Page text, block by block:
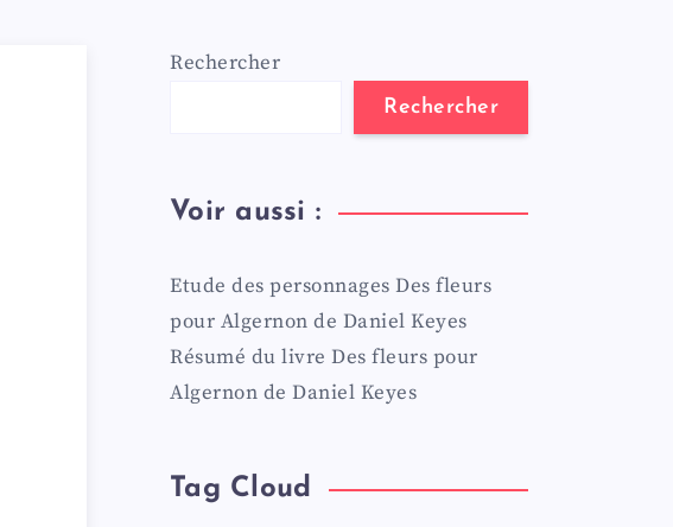
Rechercher
Rechercher
Voir aussi :
Etude des personnages Des fleurs
pour Algernon de Daniel Keyes
Résumé du livre Des fleurs pour
Algernon de Daniel Keyes
Tag Cloud